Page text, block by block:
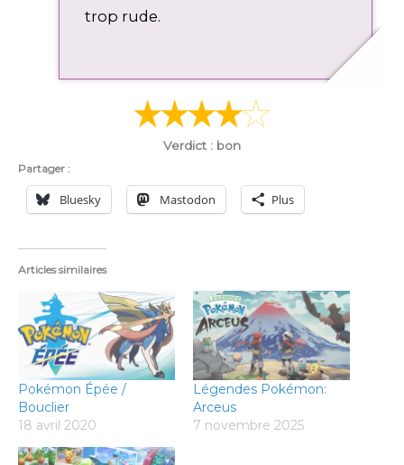
trop rude.
Verdict : bon
Partager :
Bluesky Mastodon Plus
Articles similaires
Pokémon Épée /
Bouclier
18 avril 2020
Légendes Pokémon:
Arceus
7 novembre 2025